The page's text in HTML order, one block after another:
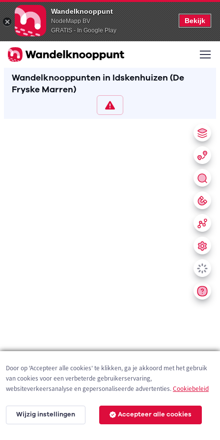
Wandelknooppunt
NodeMapp BV
GRATIS - In Google Play
Bekijk
Wandelknooppunten in Idskenhuizen (De
Fryske Marren)
200 m
Door op 'Accepteer alle cookies' te klikken, ga je akkoord met het gebruik
van cookies voor een verbeterde gebruikerservaring,
websiteverkeersanalyse en gepersonaliseerde advertenties.Cookiebeleid
Wijzig instellingen Accepteer alle cookies